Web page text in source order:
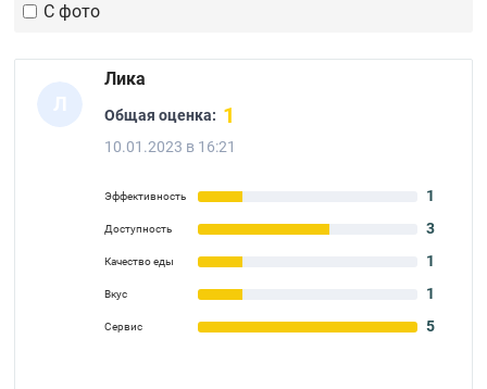
С фото
Л
Лика
Общая оценка: 1
10.01.2023 в 16:21
Эффективность 1
Доступность 3
Качество еды 1
Вкус 1
Сервис 5